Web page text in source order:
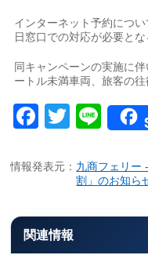
インターネット予約につ
日窓口での対応が必要とな
同キャンペーンの実施に
ートル未満車両、旅客の
Twitter
情報発表元： 九商フェリー
割」のお知ら
関連情報